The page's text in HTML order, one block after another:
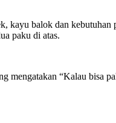
kayu balok dan
paku di atas.
mengatakan “Kalau bisa